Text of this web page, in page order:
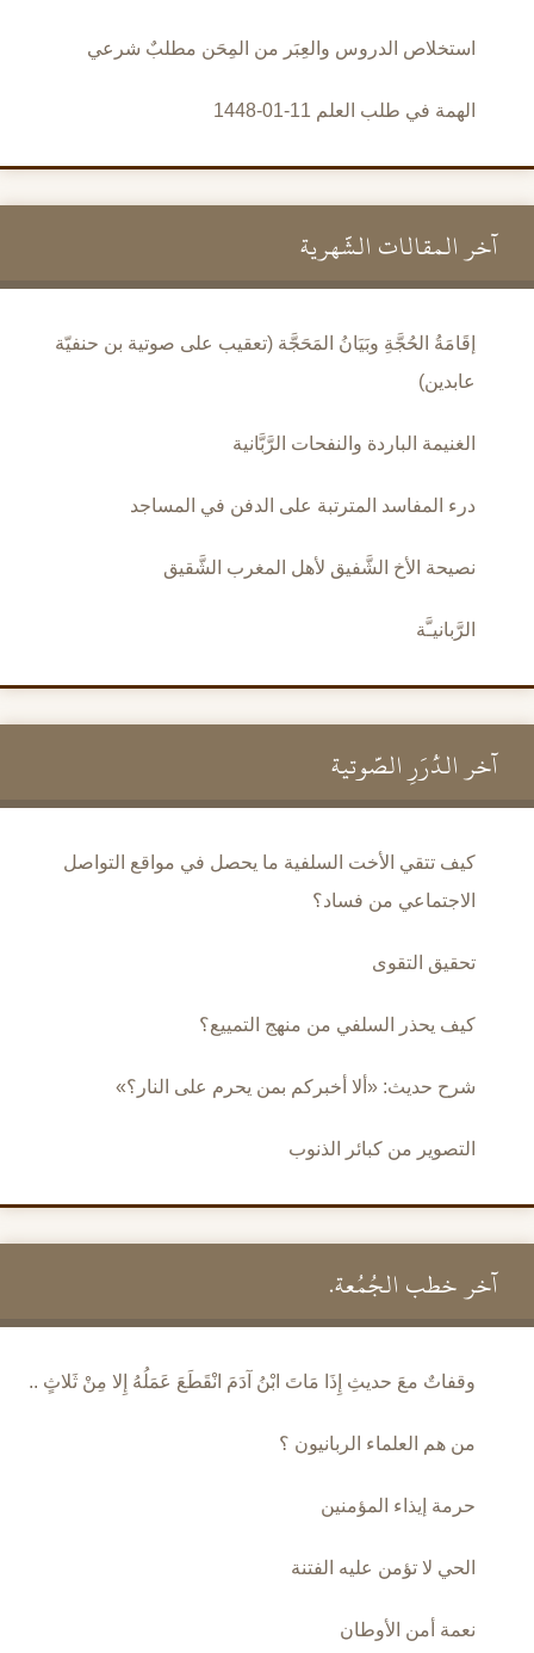
استخلاص الدروس والعِبَر من المِحَن مطلبٌ شرعي
الهمة في طلب العلم 11-01-1448
آخر المقالات الشَّهرية
إقَامَةُ الحُجَّةِ وبَيَانُ المَحَجَّة (تعقيب على صوتية بن حنفيّة
عابدين)
الغنيمة الباردة والنفحات الرَّبَّانية
درء المفاسد المترتبة على الدفن في المساجد
نصيحة الأخ الشَّفيق لأهل المغرب الشَّقيق
الرَّبانيـَّة
آخر الدُّرَرِ الصَّوتية
كيف تتقي الأخت السلفية ما يحصل في مواقع التواصل
الاجتماعي من فساد؟
تحقيق التقوى
كيف يحذر السلفي من منهج التمييع؟
شرح حديث: «ألا أخبركم بمن يحرم على النار؟»
التصوير من كبائر الذنوب
آخر خطب الجُمُعة.
وقفاتٌ معَ حديثِ إِذَا مَاتَ ابْنُ آدَمَ انْقَطَعَ عَمَلُهُ إِلا مِنْ ثَلاثٍ ..
من هم العلماء الربانيون ؟
حرمة إيذاء المؤمنين
الحي لا تؤمن عليه الفتنة
نعمة أمن الأوطان